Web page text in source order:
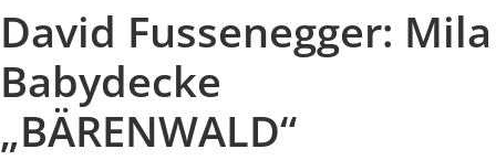
David Fussenegger: Mila
Babydecke
„BÄRENWALD“